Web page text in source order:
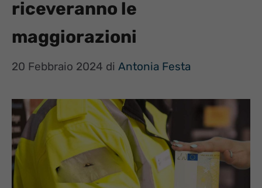
riceveranno le
maggiorazioni
20 Febbraio 2024 di Antonia Festa